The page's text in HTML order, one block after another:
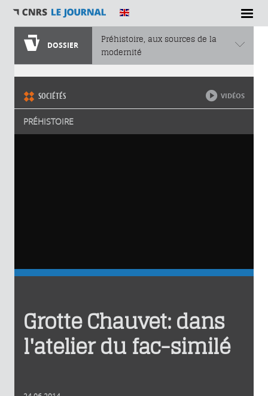
DOSSIER
Préhistoire, aux sources de la
modernité
Vous êtes ici
SOCIÉTÉS
PRÉHISTOIRE
VIDÉOS
Grotte Chauvet: dans
l'atelier du fac-similé